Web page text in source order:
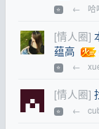
⭐ ← 哈
[情人圈]
蕴高
⭐ ←
[情人圈]
⭐ ←